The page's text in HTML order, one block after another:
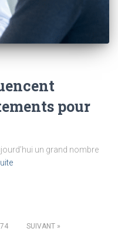
pour
un grand nombre
SUIVANT